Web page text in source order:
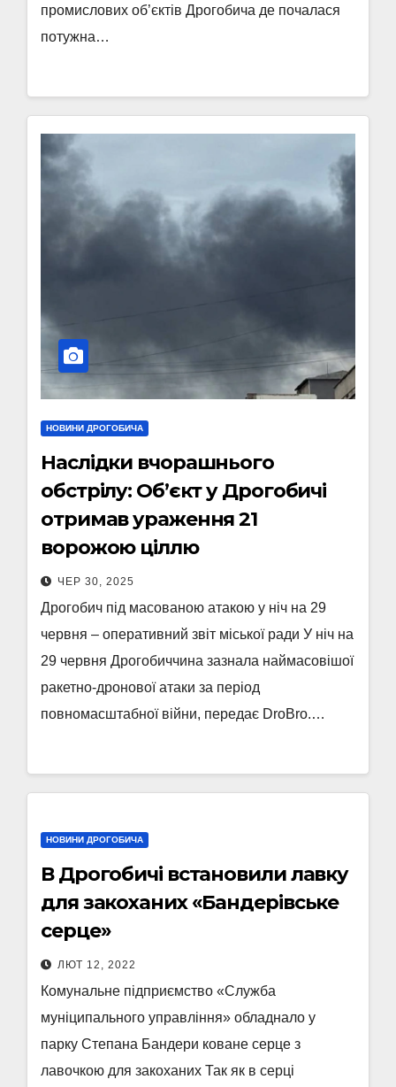
промислових об’єктів Дрогобича де почалася
потужна…
НОВИНИ ДРОГОБИЧА
Наслідки вчорашнього
обстрілу: Об’єкт у Дрогобичі
отримав ураження 21
ворожою ціллю
ЧЕР 30, 2025
Дрогобич під масованою атакою у ніч на 29
червня – оперативний звіт міської ради У ніч на
29 червня Дрогобиччина зазнала наймасовішої
ракетно-дронової атаки за період
повномасштабної війни, передає DroBro.…
НОВИНИ ДРОГОБИЧА
В Дрогобичі встановили лавку
для закоханих «Бандерівське
серце»
ЛЮТ 12, 2022
Комунальне підприємство «Служба
муніципального управління» обладнало у
парку Степана Бандери коване серце з
лавочкою для закоханих Так як в серці